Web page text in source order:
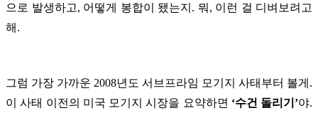
으로 발생하고, 어떻게 봉합이 됐는지. 뭐, 이런 걸 디벼보려고
해.
그럼 가장 가까운 2008년도 서브프라임 모기지 사태부터 볼게.
이 사태 이전의 미국 모기지 시장을 요약하면 ‘수건 돌리기’야.